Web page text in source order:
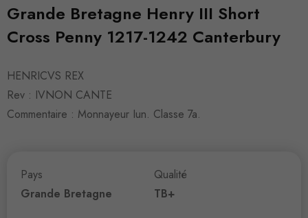
Grande Bretagne Henry III Short
Cross Penny 1217-1242 Canterbury
HENRICVS REX
Rev : IVNON CANTE
Commentaire : Monnayeur Iun. Classe 7a.
Pays
Grande Bretagne
Qualité
TB+